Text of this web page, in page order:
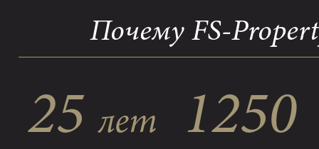
Почему FS-
25лет 1250